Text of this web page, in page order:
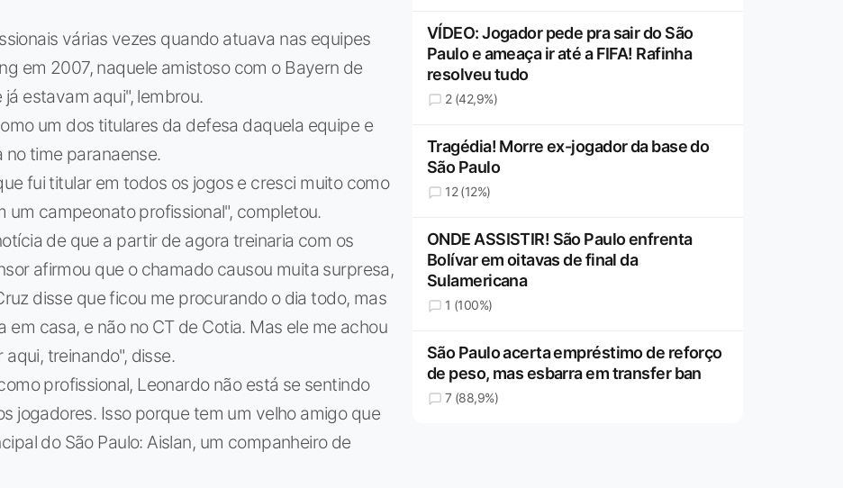
várias vezes quando atuava nas equipes
em 2007, naquele amistoso com o Bayern de
estavam aqui", lembrou.
um dos titulares da defesa daquela equipe e
time paranaense.
fui titular em todos os jogos e cresci muito como
um campeonato profissional", completou.
de que a partir de agora treinaria com os
afirmou que o chamado causou muita surpresa,
disse que ficou me procurando o dia todo, mas
casa, e não no CT de Cotia. Mas ele me achou
treinando", disse.
profissional, Leonardo não está se sentindo
jogadores. Isso porque tem um velho amigo que
do São Paulo: Aislan, um companheiro de
VÍDEO: Jogador pede pra sair do São
Paulo e ameaça ir até a FIFA! Rafinha
resolveu tudo
2 (42,9%)
Tragédia! Morre ex-jogador da base do
São Paulo
12 (12%)
ONDE ASSISTIR! São Paulo enfrenta
Bolívar em oitavas de final da
Sulamericana
1 (100%)
São Paulo acerta empréstimo de reforço
de peso, mas esbarra em transfer ban
7 (88,9%)